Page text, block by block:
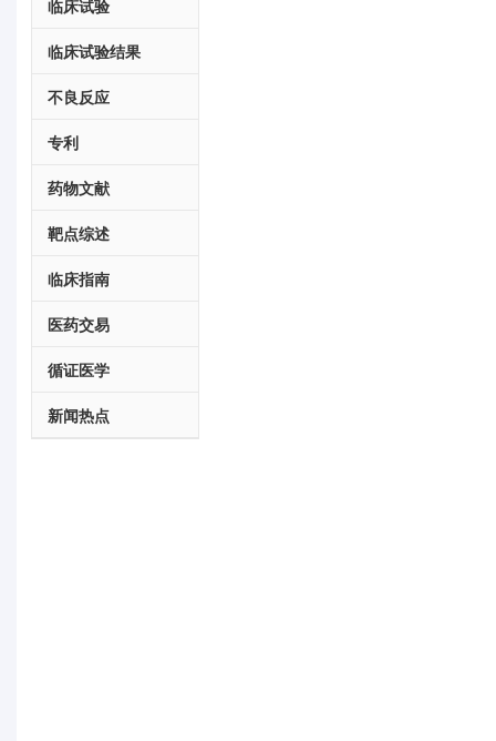
临床试验
临床试验结果
不良反应
专利
药物文献
靶点综述
临床指南
医药交易
循证医学
新闻热点